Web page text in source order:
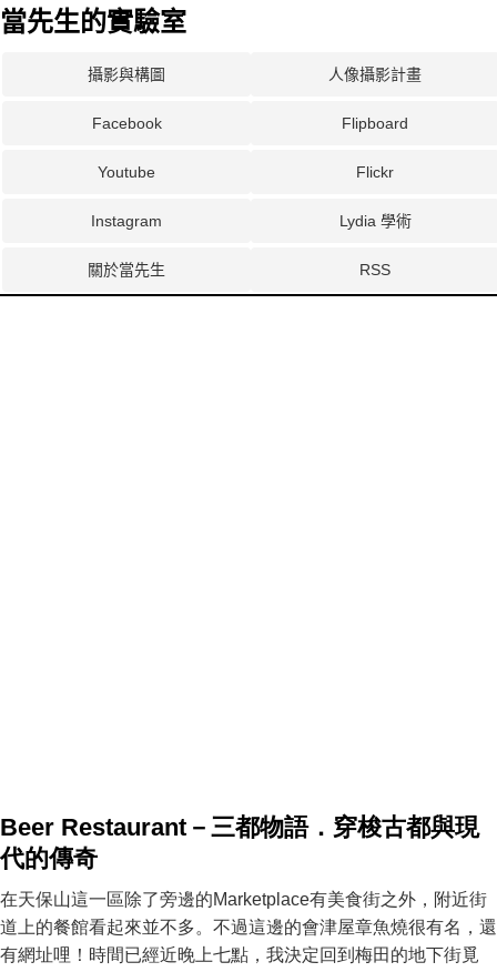
當先生的實驗室
攝影與構圖 人像攝影計畫
Facebook Flipboard
Youtube Flickr
Instagram Lydia 學術
關於當先生 RSS
Beer Restaurant－三都物語．穿梭古都與現
代的傳奇
在天保山這一區除了旁邊的Marketplace有美食街之外，附近街
道上的餐館看起來並不多。不過這邊的會津屋章魚燒很有名，還
有網址哩！時間已經近晚上七點，我決定回到梅田的地下街覓